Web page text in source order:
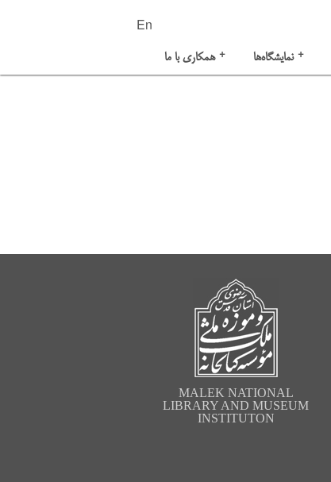
En
همکاری با ما + نمایشگاه‌ها +
MALEK NATIONAL
LIBRARY AND MUSEUM
INSTITUTON